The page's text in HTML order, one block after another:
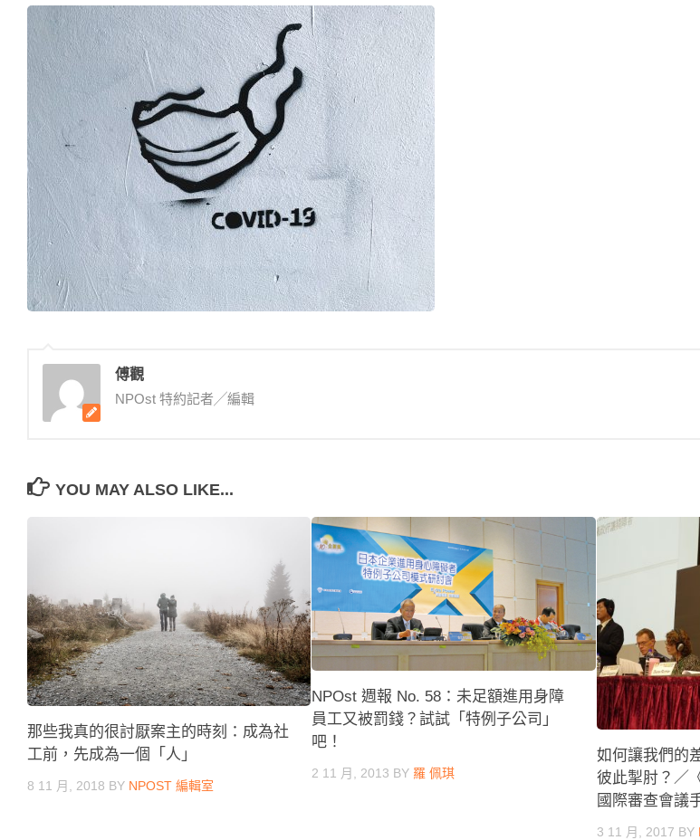
傅觀
NPOst 特約記者╱編輯
YOU MAY ALSO LIKE...
那些我真的很討厭案主的時刻：成為社
工前，先成為一個「人」
8 11 月, 2018 BY NPOST 編輯室
NPOst 週報 No. 58：未足額進用身障
員工又被罰錢？試試「特例子公司」
吧！
2 11 月, 2013 BY 羅 佩琪
如何讓我們的
彼此掣肘？／
國際審查會議
3 11 月, 2017 BY